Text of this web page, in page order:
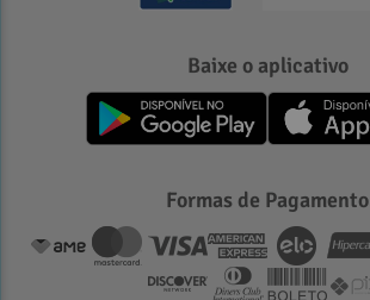
Baixe o aplicativo
Formas de Pagamento